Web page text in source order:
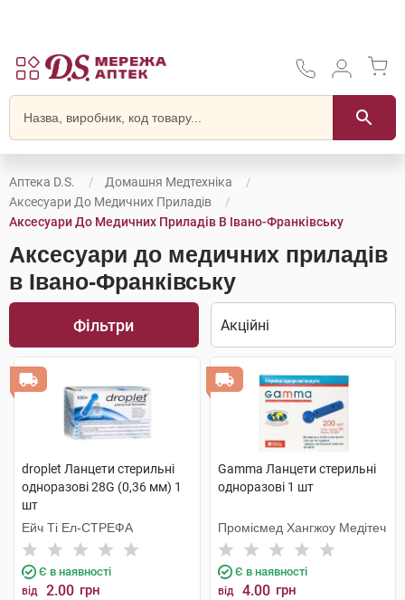
Аптека D.S.
Домашня Медтехніка
Аксесуари До Медичних Приладів
Аксесуари До Медичних Приладів В Івано-Франківську
Аксесуари до медичних приладів
в Івано-Франківську
Фільтри
droplet Ланцети стерильні
одноразові 28G (0,36 мм) 1
шт
Ейч Ті Ел-СТРЕФА
Є в наявності
від 2.00 грн
Gamma Ланцети стерильні
одноразові 1 шт
Промісмед Хангжоу Медітеч
Є в наявності
від 4.00 грн